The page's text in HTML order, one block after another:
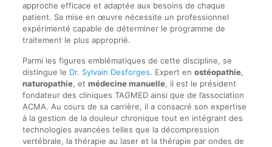
approche efficace et adaptée aux besoins de chaque
patient. Sa mise en œuvre nécessite un professionnel
expérimenté capable de déterminer le programme de
traitement le plus approprié.
Parmi les figures emblématiques de cette discipline, se
distingue le Dr. Sylvain Desforges. Expert en ostéopathie,
naturopathie, et médecine manuelle, il est le président
fondateur des cliniques TAGMED ainsi que de l’association
ACMA. Au cours de sa carrière, il a consacré son expertise
à la gestion de la douleur chronique tout en intégrant des
technologies avancées telles que la décompression
vertébrale, la thérapie au laser et la thérapie par ondes de